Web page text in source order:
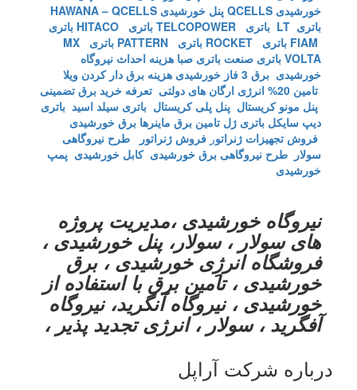
خورشیدی QCELLS
پنل خورشیدی HAWANA – QCELLS
باتری LT
باتری TELCOPOWER باتری HITACO
باتری
باتری ROCKET باتری PATTERN
باتری MX
VOLTA باتری صنعت باتری صبا هزینه احداث نیروگاه
خورشیدی برق 3 فاز خورشیدی
هزینه برق دار کردن ویلا
تامین 20% انرژی ارگان های دولتی
تعرفه خرید برق تضمینی
پنل مونو کریستال پنل پلی کریستال باتری سیلد اسید باتری
دیپ سایکل باتری ژل تامین برق ماینرها برق خورشیدی
فروش تجهیزات ژنراتور فروش ژنراتور
طرح نیروگاهی
سولار طرح نیروگاهی برق خورشیدی کابل خورشیدی پمپ
خورشیدی
نیروگاه خورشیدی ،مدیریت پروژه
های سولار ، سولار، پنل خورشیدی ،
فروشگاه انرژِی خورشیدی ، برق
خورشیدی ، تامین برق با استفاده از
خورشیدی ، نیروگاه آنگرید، نیروگاه
آفگرید ، سولار ، انرژی تجدید پذیر ،
درباره شرکت آراپل